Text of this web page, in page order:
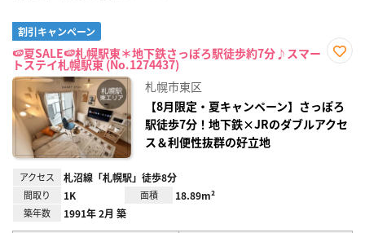
割引キャンペーン
🍉夏SALE🍉札幌駅東＊地下鉄さっぽろ駅徒歩約7分♪スマー
トステイ札幌駅東 (No.1274437)
録
札幌市東区
【8月限定・夏キャンペーン】さっぽろ
駅徒歩7分！地下鉄×JRのダブルアクセ
ス＆利便性抜群の好立地
アクセス 札沼線「札幌駅」徒歩8分
間取り 1K 面積 18.89m²
築年数 1991年 2月 築